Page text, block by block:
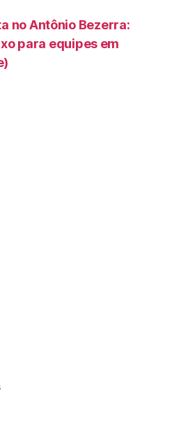
no Antônio Bezerra:
para equipes em